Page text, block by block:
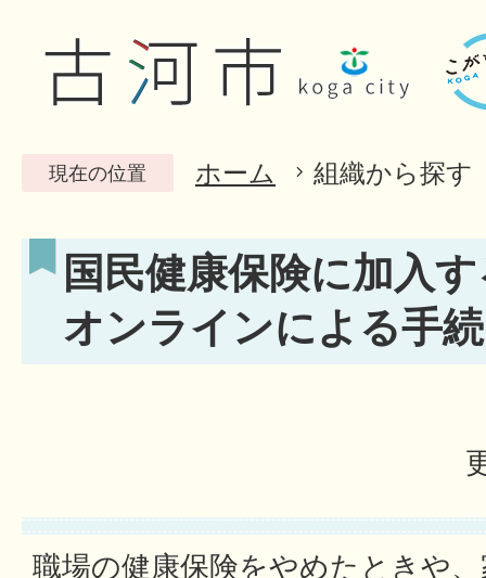
現在の位置 ホーム 組織から探す
国民健康保険に加入
オンラインによる手
職場の健康保険をやめたときや